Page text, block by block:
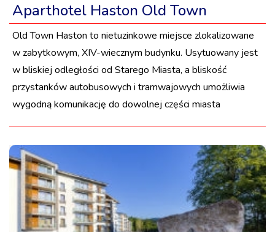
Aparthotel Haston Old Town
Old Town Haston to nietuzinkowe miejsce zlokalizowane
w zabytkowym, XIV-wiecznym budynku. Usytuowany jest
w bliskiej odległości od Starego Miasta, a bliskość
przystanków autobusowych i tramwajowych umożliwia
wygodną komunikację do dowolnej części miasta